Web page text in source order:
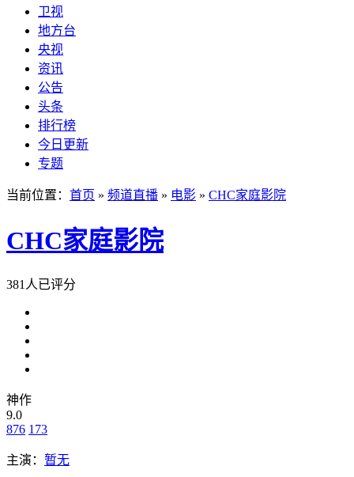
卫视
地方台
央视
资讯
公告
头条
排行榜
今日更新
专题
当前位置： 首页 » 频道直播 » 电影 » CHC家庭影院
CHC家庭影院
381人已评分
神作
9.0
876 173
主演： 暂无